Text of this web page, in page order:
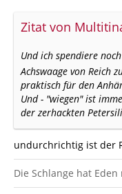
Zitat von
Und ich spendiere
Achswaage von Reich
praktisch für den
Und - "wiegen" ist
der zerhackten
undurchrichtig ist der
Die Schlange hat